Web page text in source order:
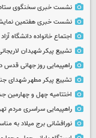
نشست خبری سخنگوی ستاد
نشست خبری هفتمین
اجتماع خانواده دانشگاه
تشییع پیکر شهیدان
راهپیمایی روز جهانی قدس
تشییع پیکر مطهر شهدای
اختتامیه چهل و چهارمین
راهپیمایی سراسری مردم تهران
نورافشانی برج میلاد به